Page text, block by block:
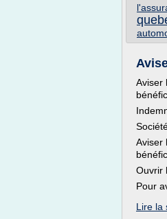
Aviser
Aviser
Ouvrir
Pour
Lire la